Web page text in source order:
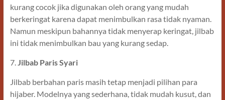
kurang cocok jika digunakan oleh orang yang mudah
berkeringat karena dapat menimbulkan rasa tidak nyaman.
Namun meskipun bahannya tidak menyerap keringat, jilbab
ini tidak menimbulkan bau yang kurang sedap.
7. Jilbab Paris Syari
Jilbab berbahan paris masih tetap menjadi pilihan para
hijaber. Modelnya yang sederhana, tidak mudah kusut, dan